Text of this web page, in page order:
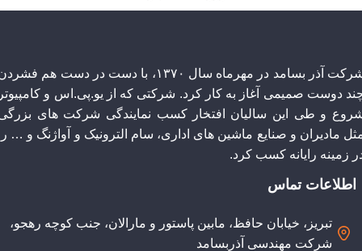
شرکت آذر بسامد در مهرماه سال ۱۳۷۰، با دست در دست هم
دوست صمیمی آغاز به کار کرد. شرکتی که از یو.پی.اس و
و طی این سالیان افتخار کسب نمایندگی شرکت های
مادیران و صنایع ماشین های اداری، سام الترونیک و آواژنگ و …
زمینه رایانه کسب کرد.
اطلاعات تماس
تبریز، خیابان حافظ، مابین پاستور و مارالان، جنب کوچه رهجو،
شرکت مهندسی آذربسامد